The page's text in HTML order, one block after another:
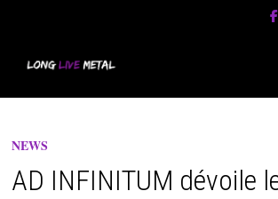
NEWS
AD INFINITUM dévoile